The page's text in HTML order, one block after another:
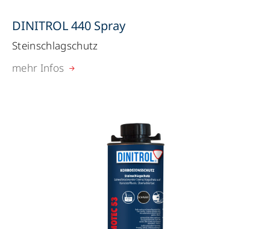
DINITROL 440 Spray
Steinschlagschutz
mehr Infos